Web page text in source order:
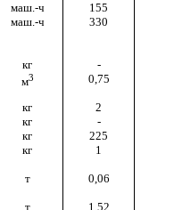
маш.-ч 155
маш.-ч 330
кг -
м3 0,75
кг 2
кг -
кг 225
кг 1
т 0,06
т 1,52